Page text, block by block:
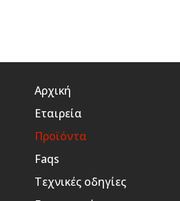
Αρχική
Εταιρεία
Προϊόντα
Faqs
Τεχνικές οδηγίες